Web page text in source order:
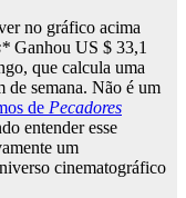
no gráfico acima
Ganhou US $ 33,1
que calcula uma
de semana. Não é um
de Pecadores
entender esse
um
cinematográfico